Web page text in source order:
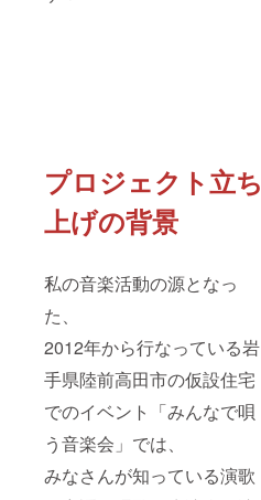
プロジェクト立ち
上げの背景
私の音楽活動の源となっ
た、
2012年から行なっている岩
手県陸前高田市の仮設住宅
でのイベント「みんなで唄
う音楽会」では、
みなさんが知っている演歌